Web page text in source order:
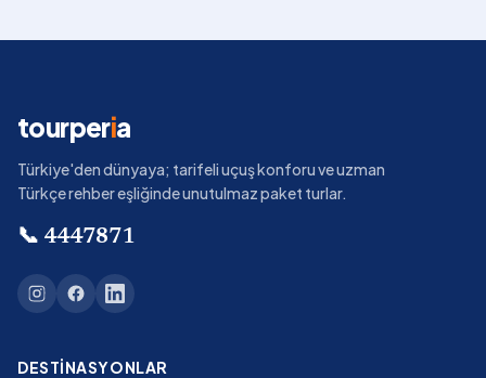
tourperia
Türkiye'den dünyaya; tarifeli uçuş konforu ve uzman
Türkçe rehber eşliğinde unutulmaz paket turlar.
📞 4447871
DESTINASYONLAR